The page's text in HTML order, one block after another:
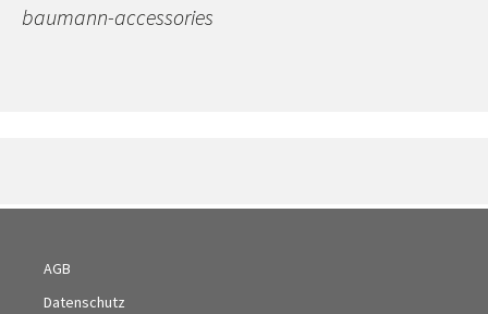
baumann-accessories
AGB
Datenschutz